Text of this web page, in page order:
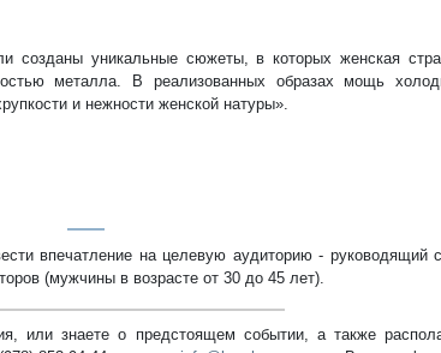
созданы уникальные сюжеты, в которых женская
металла. В реализованных образах мощь
и нежности женской натуры».
впечатление на целевую аудиторию - руководящий
(мужчины в возрасте от 30 до 45 лет).
или знаете о предстоящем событии, а также